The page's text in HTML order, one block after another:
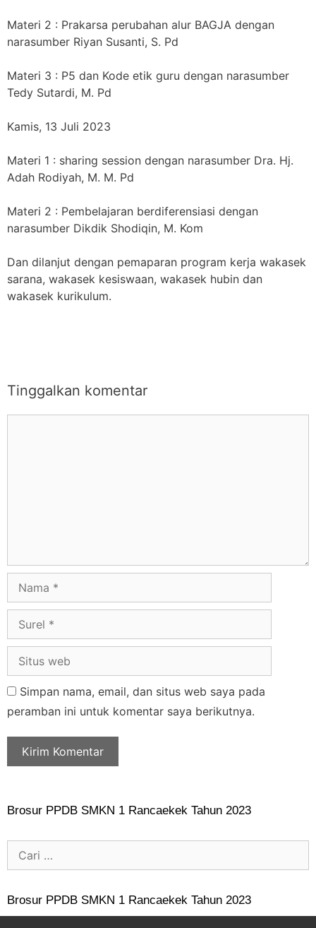
Materi 2 : Prakarsa perubahan alur BAGJA dengan
narasumber Riyan Susanti, S. Pd
Materi 3 : P5 dan Kode etik guru dengan narasumber
Tedy Sutardi, M. Pd
Kamis, 13 Juli 2023
Materi 1 : sharing session dengan narasumber Dra. Hj.
Adah Rodiyah, M. M. Pd
Materi 2 : Pembelajaran berdiferensiasi dengan
narasumber Dikdik Shodiqin, M. Kom
Dan dilanjut dengan pemaparan program kerja wakasek
sarana, wakasek kesiswaan, wakasek hubin dan
wakasek kurikulum.
Tinggalkan komentar
Simpan nama, email, dan situs web saya pada
peramban ini untuk komentar saya berikutnya.
Brosur PPDB SMKN 1 Rancaekek Tahun 2023
Brosur PPDB SMKN 1 Rancaekek Tahun 2023